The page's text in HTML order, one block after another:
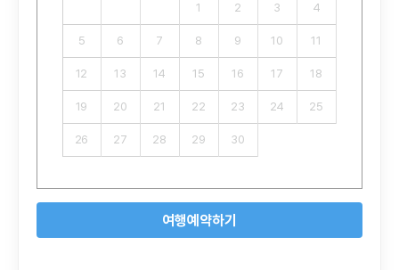
1 2 3 4
5 6 7 8 9 10 11
12 13 14 15 16 17 18
19 20 21 22 23 24 25
26 27 28 29 30
여행예약하기